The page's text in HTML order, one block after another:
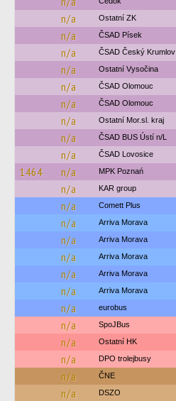
n/a Ostatní ZK
n/a ČSAD Písek
n/a ČSAD Český Krumlov
n/a Ostatní Vysočina
n/a ČSAD Olomouc
n/a ČSAD Olomouc
n/a Ostatní Mor.sl. kraj
n/a ČSAD BUS Ústí n/L
n/a ČSAD Lovosice
1464 n/a MPK Poznań
n/a KAR group
n/a Comett Plus
n/a Arriva Morava
n/a Arriva Morava
n/a Arriva Morava
n/a Arriva Morava
n/a Arriva Morava
n/a eurobus
n/a SpoJBus
n/a Ostatní HK
n/a DPO trolejbusy
n/a ČNE
n/a DSZO